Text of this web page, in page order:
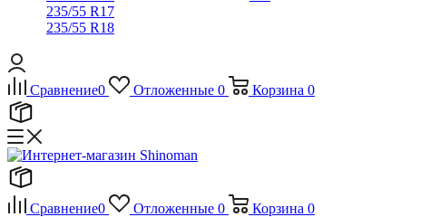
235/55 R17
235/55 R18
Сравнение0 Отложенные 0 Корзина 0
Сравнение0 Отложенные 0 Корзина 0